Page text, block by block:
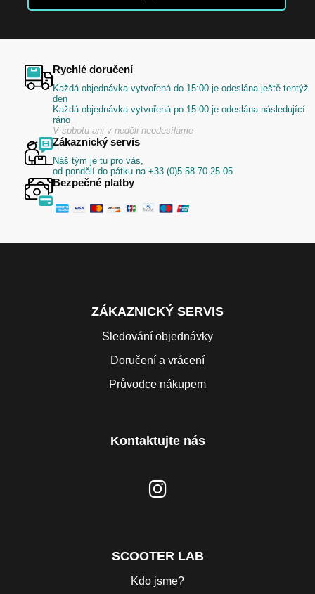
zpravodaje:
Rychlé doručení
Každá objednávka vytvořená do 15:00 je odeslána ještě tentýž
den
Každá objednávka vytvořená po 15:00 je odeslána následující
ráno
V sobotu ani v neděli neodesíláme
Zákaznický servis
Náš tým je tu pro vás,
od pondělí do pátku na +33 (0)5 58 70 25 05
Bezpečné platby
ZÁKAZNICKÝ SERVIS
Sledování objednávky
Doručení a vrácení
Průvodce nákupem
Kontaktujte nás
SCOOTER LAB
Kdo jsme?